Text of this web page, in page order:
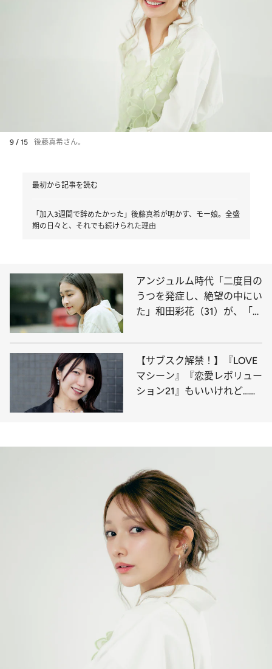
9 / 15 後藤真希さん。
最初から記事を読む
「加入3週間で辞めたかった」後藤真希が明かす、モー娘。全盛
期の日々と、それでも続けられた理由
アンジュルム時代「二度目の
うつを発症し、絶望の中にい
た」和田彩花（31）が、「ア
た」と思えるまで
【サブスク解禁！】『LOVE
マシーン』『恋愛レボリュー
ション21』もいいけれど…無